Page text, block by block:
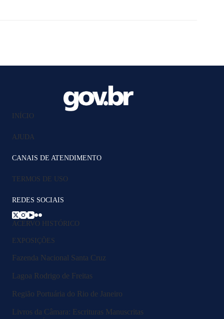
INÍCIO
AJUDA
CANAIS DE ATENDIMENTO
TERMOS DE USO
REDES SOCIAIS
ACERVO HISTÓRICO
EXPOSIÇÕES
Fazenda Nacional Santa Cruz
Lagoa Rodrigo de Freitas
Região Portuária do Rio de Janeiro
Livros da Câmara: Escrituras Manuscritas